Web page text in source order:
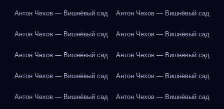
Антон Чехов — Вишнёвый сад Антон Чехов — Вишнёвый сад
Антон Чехов — Вишнёвый сад Антон Чехов — Вишнёвый сад
Антон Чехов — Вишнёвый сад Антон Чехов — Вишнёвый сад
Антон Чехов — Вишнёвый сад Антон Чехов — Вишнёвый сад
Антон Чехов — Вишнёвый сад Антон Чехов — Вишнёвый сад